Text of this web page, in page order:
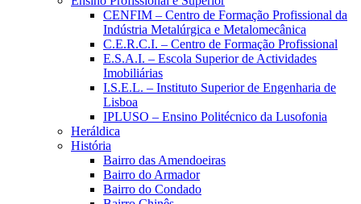
CENFIM – Centro de Formação Profissional da
Indústria Metalúrgica e Metalomecânica
C.E.R.C.I. – Centro de Formação Profissional
E.S.A.I. – Escola Superior de Actividades
Imobiliárias
I.S.E.L. – Instituto Superior de Engenharia de
Lisboa
IPLUSO – Ensino Politécnico da Lusofonia
Heráldica
História
Bairro das Amendoeiras
Bairro do Armador
Bairro do Condado